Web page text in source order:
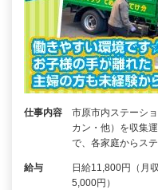
仕事内容
市原市内ステーシ
カン・他）を収集
で、各家庭からス
給与
日給11,800円（月
5,000円）